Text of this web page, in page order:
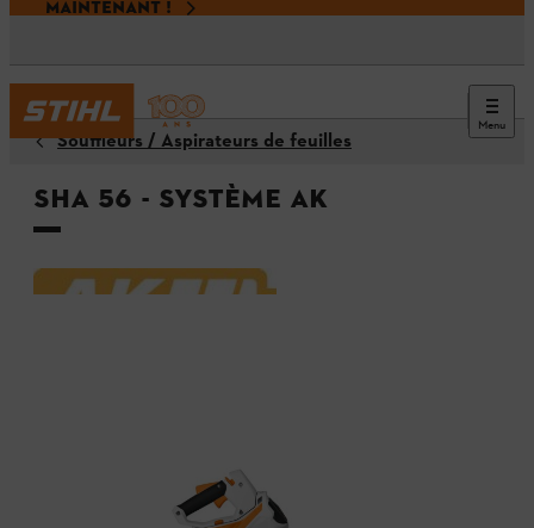
MAINTENANT !
Menu
Souffleurs / Aspirateurs de feuilles
SHA 56 - Système AK